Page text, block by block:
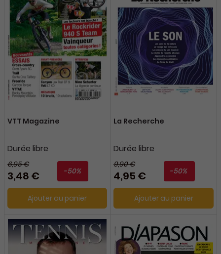
VTT Magazine
Durée libre
6,95 €
3,48 € -50%
Ajouter au panier
La Recherche
Durée libre
9,90 €
4,95 € -50%
Ajouter au panier